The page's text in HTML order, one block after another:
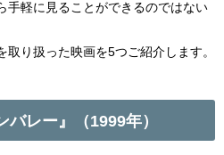
手軽に見ることができるのではない
り扱った映画を5つご紹介します。
バレー』（1999年）